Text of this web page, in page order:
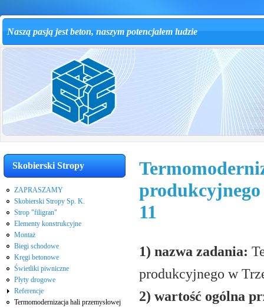
Naszą pasją jest beton, naszym potencjałem ludzie
11
1) nazwa zadania:
produkcyjnego w
2) wartość ogólna
Skobierski Stropy
ZAPRASZAMY
Skobierski Stropy Sp. K.
Strop "filigran"
Elementy konstrukcyjne
Montaż
Biegi schodowe
Kręgi betonowe
Świetliki piwniczne
Płyty drogowe
Referencje
Termomodernizacja hali przemysłowej